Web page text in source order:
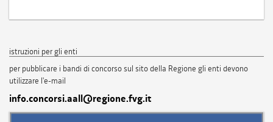
istruzioni per gli enti
per pubblicare i bandi di concorso sul sito della Regione gli enti devono
utilizzare l'e-mail
info.concorsi.aall@regione.fvg.it